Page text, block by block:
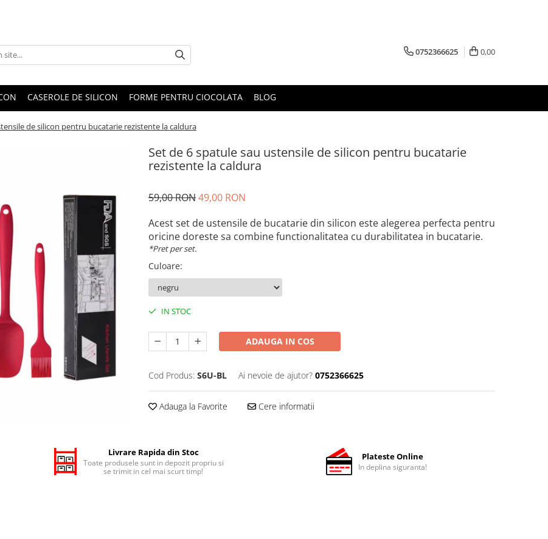
0752366625 0,00
CASEROLE DE SILICON FORME PENTRU CIOCOLATA BLOG
de silicon pentru bucatarie rezistente la caldura
Set de 6 spatule sau ustensile de silicon pentru bucatarie
rezistente la caldura
59,00 RON49,00 RON
Acest set de ustensile de bucatarie din silicon este alegerea perfecta pentru
oricine doreste sa combine functionalitatea cu durabilitatea in bucatarie.
*Pret per set.
Culoare:
IN STOC
ADAUGA IN COS
Cod Produs: S6U-BL Ai nevoie de ajutor? 0752366625
Adauga la Favorite Cere informatii
Livrare Rapida din Stoc
Toate produsele sunt in depozit propriu si
se trimit in cel mai scurt timp!
Plateste Online
In deplina siguranta!